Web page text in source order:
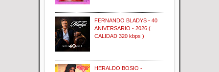
FERNANDO BLADYS - 40
ANIVERSARIO - 2026 (
CALIDAD 320 kbps )
HERALDO BOSIO -